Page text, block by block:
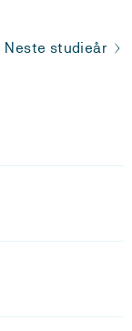
Neste studieår